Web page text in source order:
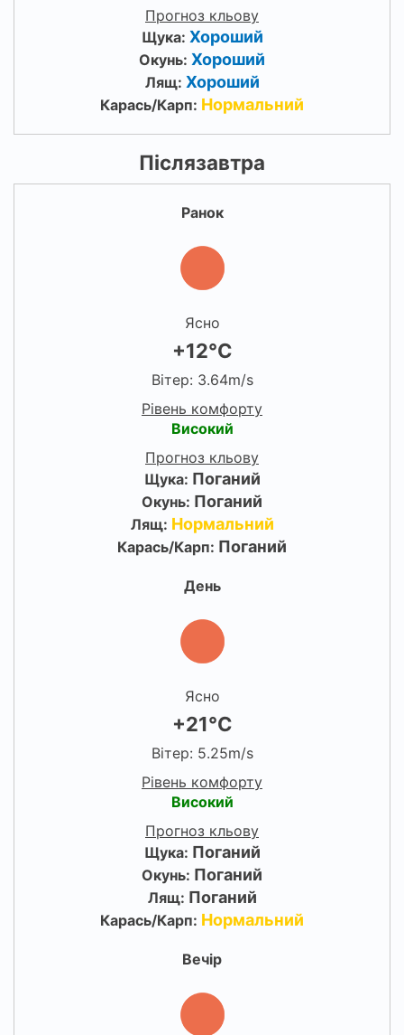
Прогноз кльову
Щука: Хороший
Окунь: Хороший
Лящ: Хороший
Карась/Карп: Нормальний
Післязавтра
Ранок
Ясно
+12°C
Вітер: 3.64m/s
Рівень комфорту
Високий
Прогноз кльову
Щука: Поганий
Окунь: Поганий
Лящ: Нормальний
Карась/Карп: Поганий
День
Ясно
+21°C
Вітер: 5.25m/s
Рівень комфорту
Високий
Прогноз кльову
Щука: Поганий
Окунь: Поганий
Лящ: Поганий
Карась/Карп: Нормальний
Вечір